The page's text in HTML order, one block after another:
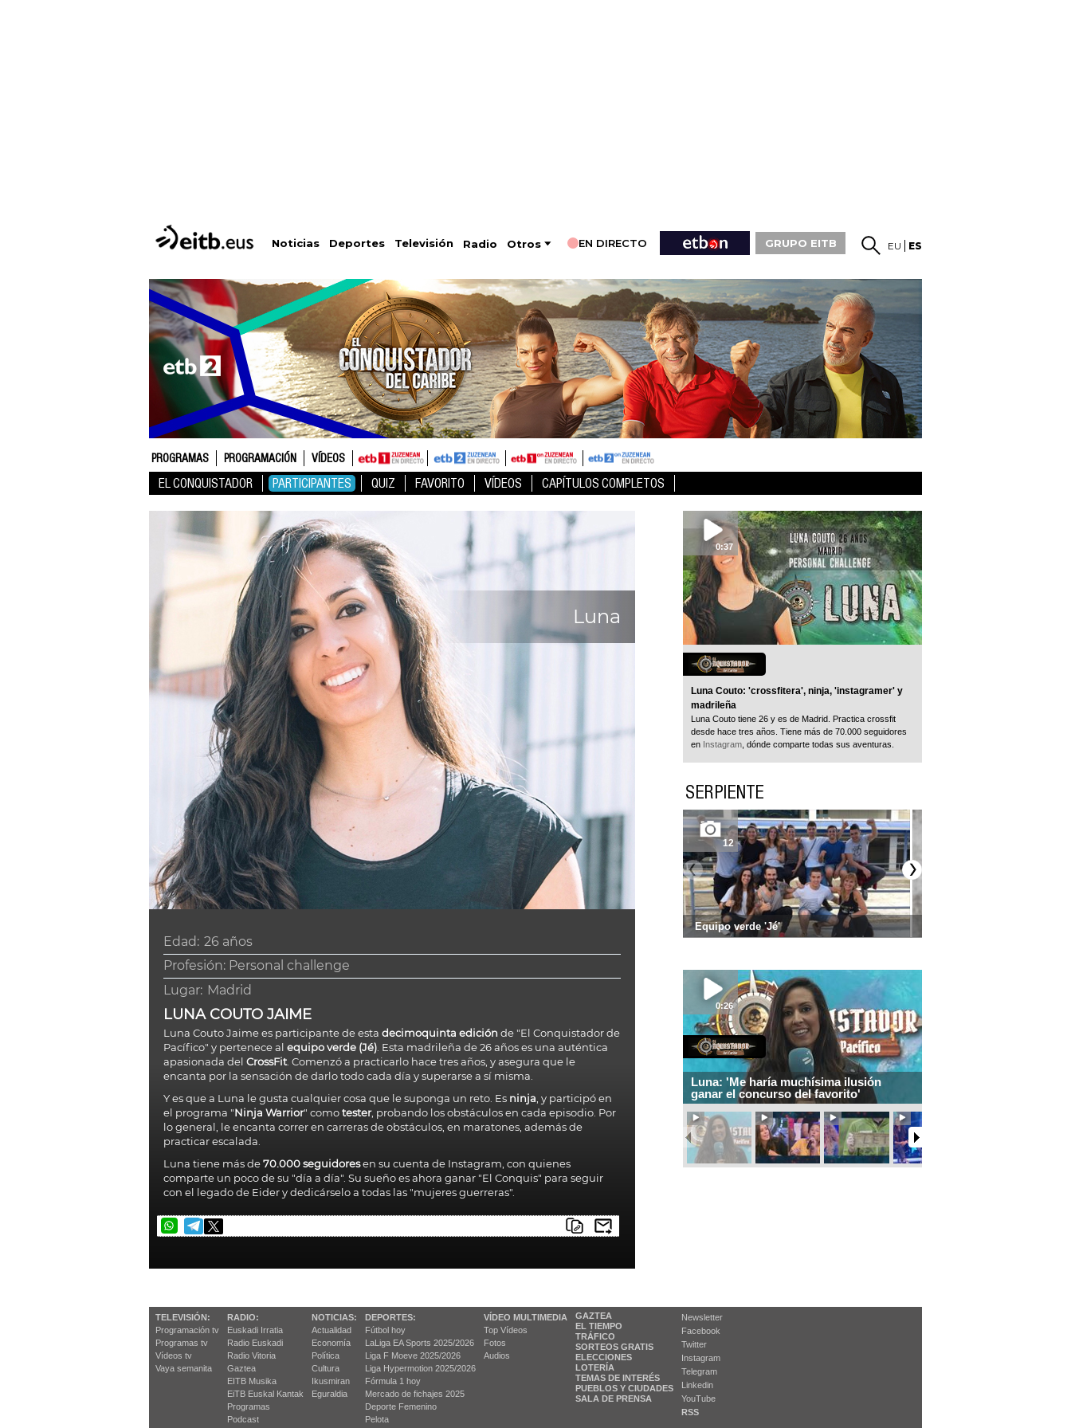
Noticias Deportes Televisión Radio Otros EN DIRECTO GRUPO EITB EU ES
PROGRAMAS PROGRAMACIÓN VÍDEOS
EL CONQUISTADOR PARTICIPANTES QUIZ FAVORITO VÍDEOS CAPÍTULOS COMPLETOS
Luna
Edad: 26 años
Profesión: Personal challenge
Lugar: Madrid
LUNA COUTO JAIME
Luna Couto Jaime es participante de estadecimoquinta edición de "El Conquistador de
Pacífico" y pertenece alequipo verde (Jé) . Esta madrileña de 26 años es una auténtica
apasionada delCrossFit . Comenzó a practicarlo hace tres años, y asegura que le
encanta por la sensación de darlo todo cada día y superarse a sí misma.
Y es que a Luna le gusta cualquier cosa que le suponga un reto. Es ninja , y participó en
el programa "Ninja Warrior" comotester, probando los obstáculos en cada episodio. Por
lo general, le encanta correr en carreras de obstáculos, en maratones, además de
practicar escalada.
Luna tiene más de70.000 seguidoresen su cuenta de Instagram , con quienes
comparte un poco de su "día a día". Su sueño es ahora ganar "El Conquis" para seguir
con el legado de Eider y dedicárselo a todas las "mujeres guerreras".
0:37
Luna Couto: 'crossfitera', ninja, 'instagramer' y
madrileña
Luna Couto tiene 26 y es de Madrid. Practica crossfit
desde hace tres años. Tiene más de 70.000 seguidores
en Instagram , dónde comparte todas sus aventuras.
SERPIENTE
12
Equipo verde 'Jé'
0:26
Luna: 'Me haría muchísima ilusión
ganar el concurso del favorito'
TELEVISIÓN:
Programación tv
Programas tv
Vídeos tv
Vaya semanita
RADIO:
Euskadi Irratia
Radio Euskadi
Radio Vitoria
Gaztea
EITB Musika
EiTB Euskal Kantak
Programas
Podcast
NOTICIAS:
Actualidad
Economía
Política
Cultura
Ikusmiran
Eguraldia
DEPORTES:
Fútbol hoy
LaLiga EA Sports 2025/2026
Liga F Moeve 2025/2026
Liga Hypermotion 2025/2026
Fórmula 1 hoy
Mercado de fichajes 2025
Deporte Femenino
Pelota
VÍDEO MULTIMEDIA
Top Vídeos
Fotos
Audios
GAZTEA
EL TIEMPO
TRÁFICO
SORTEOS GRATIS
ELECCIONES
LOTERÍA
TEMAS DE INTERÉS
PUEBLOS Y CIUDADES
SALA DE PRENSA
Newsletter
Facebook
Twitter
Instagram
Telegram
Linkedin
YouTube
RSS